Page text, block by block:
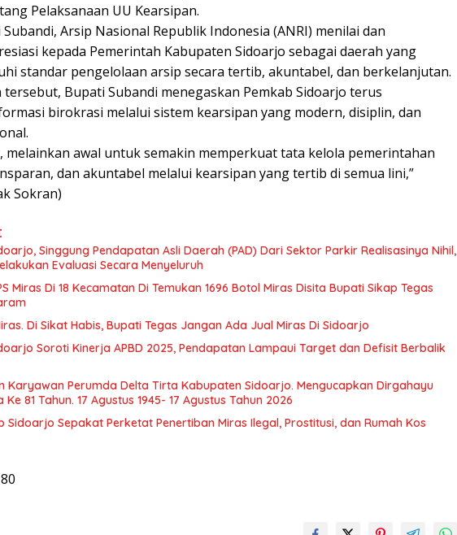
Pelaksanaan UU Kearsipan.
Arsip Nasional Republik Indonesia (ANRI) menilai dan
kepada Pemerintah Kabupaten Sidoarjo sebagai daerah yang
standar pengelolaan arsip secara tertib, akuntabel, dan berkelanjutan.
tersebut, Bupati Subandi menegaskan Pemkab Sidoarjo terus
birokrasi melalui sistem kearsipan yang modern, disiplin, dan
melainkan awal untuk semakin memperkuat tata kelola pemerintahan
dan akuntabel melalui kearsipan yang tertib di semua lini,”
Sokran)
Singgung Pendapatan Asli Daerah (PAD) Dari Sektor Parkir Realisasinya Nihil,
Evaluasi Secara Menyeluruh
Miras Di 18 Kecamatan Di Temukan 1696 Botol Miras Disita Bupati Sikap Tegas
Di Sikat Habis, Bupati Tegas Jangan Ada Jual Miras Di Sidoarjo
Soroti Kinerja APBD 2025, Pendapatan Lampaui Target dan Defisit Berbalik
Karyawan Perumda Delta Tirta Kabupaten Sidoarjo. Mengucapkan Dirgahayu
81 Tahun. 17 Agustus 1945- 17 Agustus Tahun 2026
Sidoarjo Sepakat Perketat Penertiban Miras Ilegal, Prostitusi, dan Rumah Kos